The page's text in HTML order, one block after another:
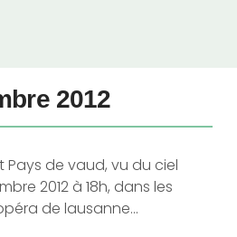
2012
Pays de vaud, vu du ciel
2012 à 18h, dans les
de lausanne...